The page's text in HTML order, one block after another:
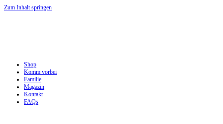
Zum Inhalt springen
Shop
Komm vorbei
Familie
Magazin
Kontakt
FAQs